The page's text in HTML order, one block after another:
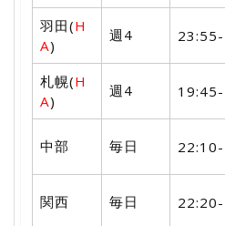
羽田(H
A)
週4 23:55-
札幌(H
A)
週4 19:45-
中部 毎日 22:10-
関西 毎日 22:20-